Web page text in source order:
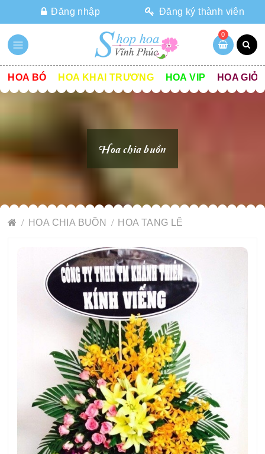
Đăng nhập Đăng ký thành viên
0
HOA BÓ HOA KHAI TRƯƠNG HOA VIP HOA GIỎ
Hoa chia buồn
HOA CHIA BUỒN HOA TANG LỄ